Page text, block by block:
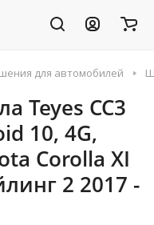
для автомобилей
Teyes CC3
10, 4G,
Corolla XI
2 2017 -